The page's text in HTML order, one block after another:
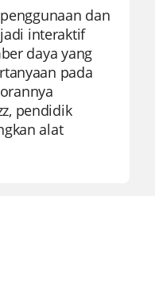
dan
interaktif
daya yang
pada
pendidik
alat